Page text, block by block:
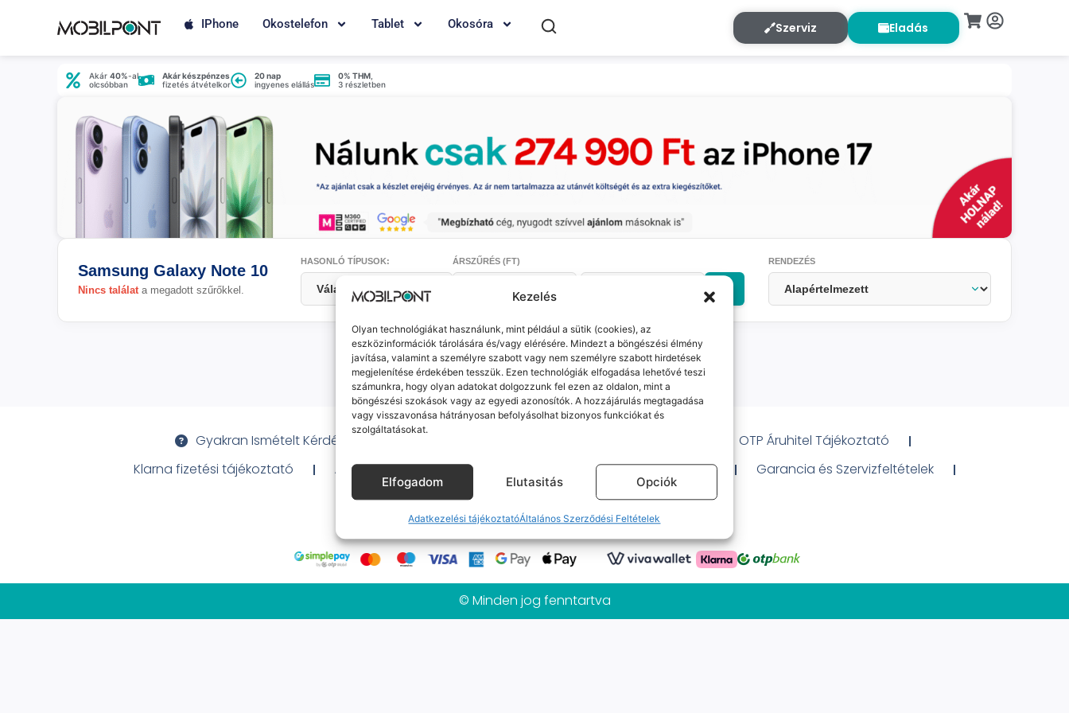
Kezelés
Olyan technológiákat használunk, mint például a sütik (cookies), az
eszközinformációk tárolására és/vagy elérésére. Mindezt a böngészési élmény
javítása, valamint a személyre szabott vagy nem személyre szabott hirdetések
megjelenítése érdekében tesszük. Ezen technológiák elfogadása lehetővé teszi
számunkra, hogy olyan adatokat dolgozzunk fel ezen az oldalon, mint a
böngészési szokások vagy az egyedi azonosítók. A hozzájárulás megtagadása
vagy visszavonása hátrányosan befolyásolhat bizonyos funkciókat és
szolgáltatásokat.
Elfogadom Elutasitás Opciók
Adatkezelési tájékoztatóÁltalános Szerződési Feltételek
IPhone Okostelefon Tablet Okosóra Szerviz Eladás
Akár 40%-al
olcsóbban
Akár készpénzes
fizetés átvételkor
20 nap
ingyenes elállás
0% THM
3 részletben
Samsung Galaxy Note 10
Nincs találat a megadott szűrőkkel.
HASONLÓ TÍPUSOK: ÁRSZŰRÉS (FT) RENDEZÉS
Jelenleg nincs ilyen termékünk :(
Gyakran Ismételt Kérdések
OTP Áruhitel Tájékoztató
Klarna fizetési tájékoztató
Általános Szerződési Feltételek Adatkezelési tájékoztató
Garancia és Szervizfeltételek
Mobilpont Vélemények
Kapcsolat
© Minden jog fenntartva